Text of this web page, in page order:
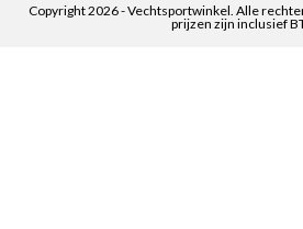
Copyright 2026 - Vechtsportwinkel. Alle
prijzen zijn inclusief